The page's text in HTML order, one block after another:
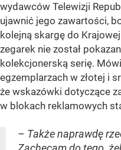
wydawców Telewizji
ujawnić jego zawartości,
kolejną skargę do
zegarek nie został
kolekcjonerską serię.
egzemplarzach w złotej i
że wskazówki dotyczące
w blokach reklamowych
– Także naprawdę